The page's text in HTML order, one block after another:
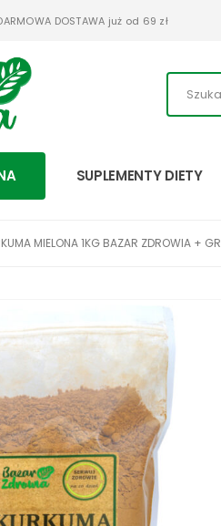
DOSTAWA już od 69 zł
SUPLEMENTY DIETY
MIELONA 1KG BAZAR ZDROWIA +